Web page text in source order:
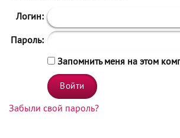
Логин:
Пароль:
Запомнить меня на этом
Забыли свой пароль?